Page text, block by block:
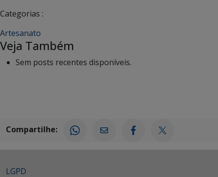
Categorias :
Artesanato
Veja Também
Sem posts recentes disponíveis.
Compartilhe:
LGPD